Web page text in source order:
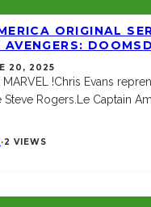
ORIGINAL
20, 2025
MARVEL !Chris Evans
Rogers.Le Captain
·2 VIEWS